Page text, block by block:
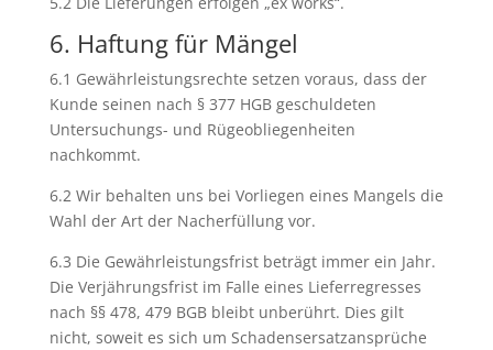
6. Haftung für Mängel
6.1 Gewährleistungsrechte setzen voraus, dass der
Kunde seinen nach § 377 HGB geschuldeten
Untersuchungs- und Rügeobliegenheiten
nachkommt.
6.2 Wir behalten uns bei Vorliegen eines Mangels die
Wahl der Art der Nacherfüllung vor.
6.3 Die Gewährleistungsfrist beträgt immer ein Jahr.
Die Verjährungsfrist im Falle eines Lieferregresses
nach §§ 478, 479 BGB bleibt unberührt. Dies gilt
nicht, soweit es sich um Schadensersatzansprüche